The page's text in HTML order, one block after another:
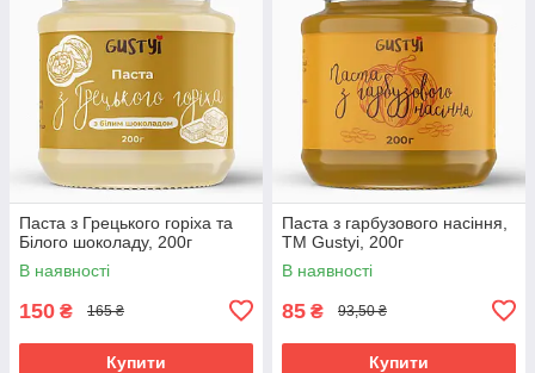
Паста з Грецького горіха та
Білого шоколаду, 200г
В наявності
150 ₴ 165 ₴
Купити
Паста з гарбузового насіння,
ТМ Gustyi, 200г
В наявності
85 ₴ 93,50 ₴
Купити